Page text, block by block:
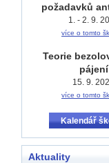
požadavků
1. - 2. 9.
více o tomto
Teorie
pájení
15. 9.
více o tomto
Kalendář
Aktuality